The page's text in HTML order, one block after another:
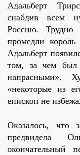
Адальберт
снабдив всем
Россию. Трудно
промедли
Адальберт
том, за чем был
напрасными».
«некоторые из
епископ не
Оказалось,
предвидела
окончательный